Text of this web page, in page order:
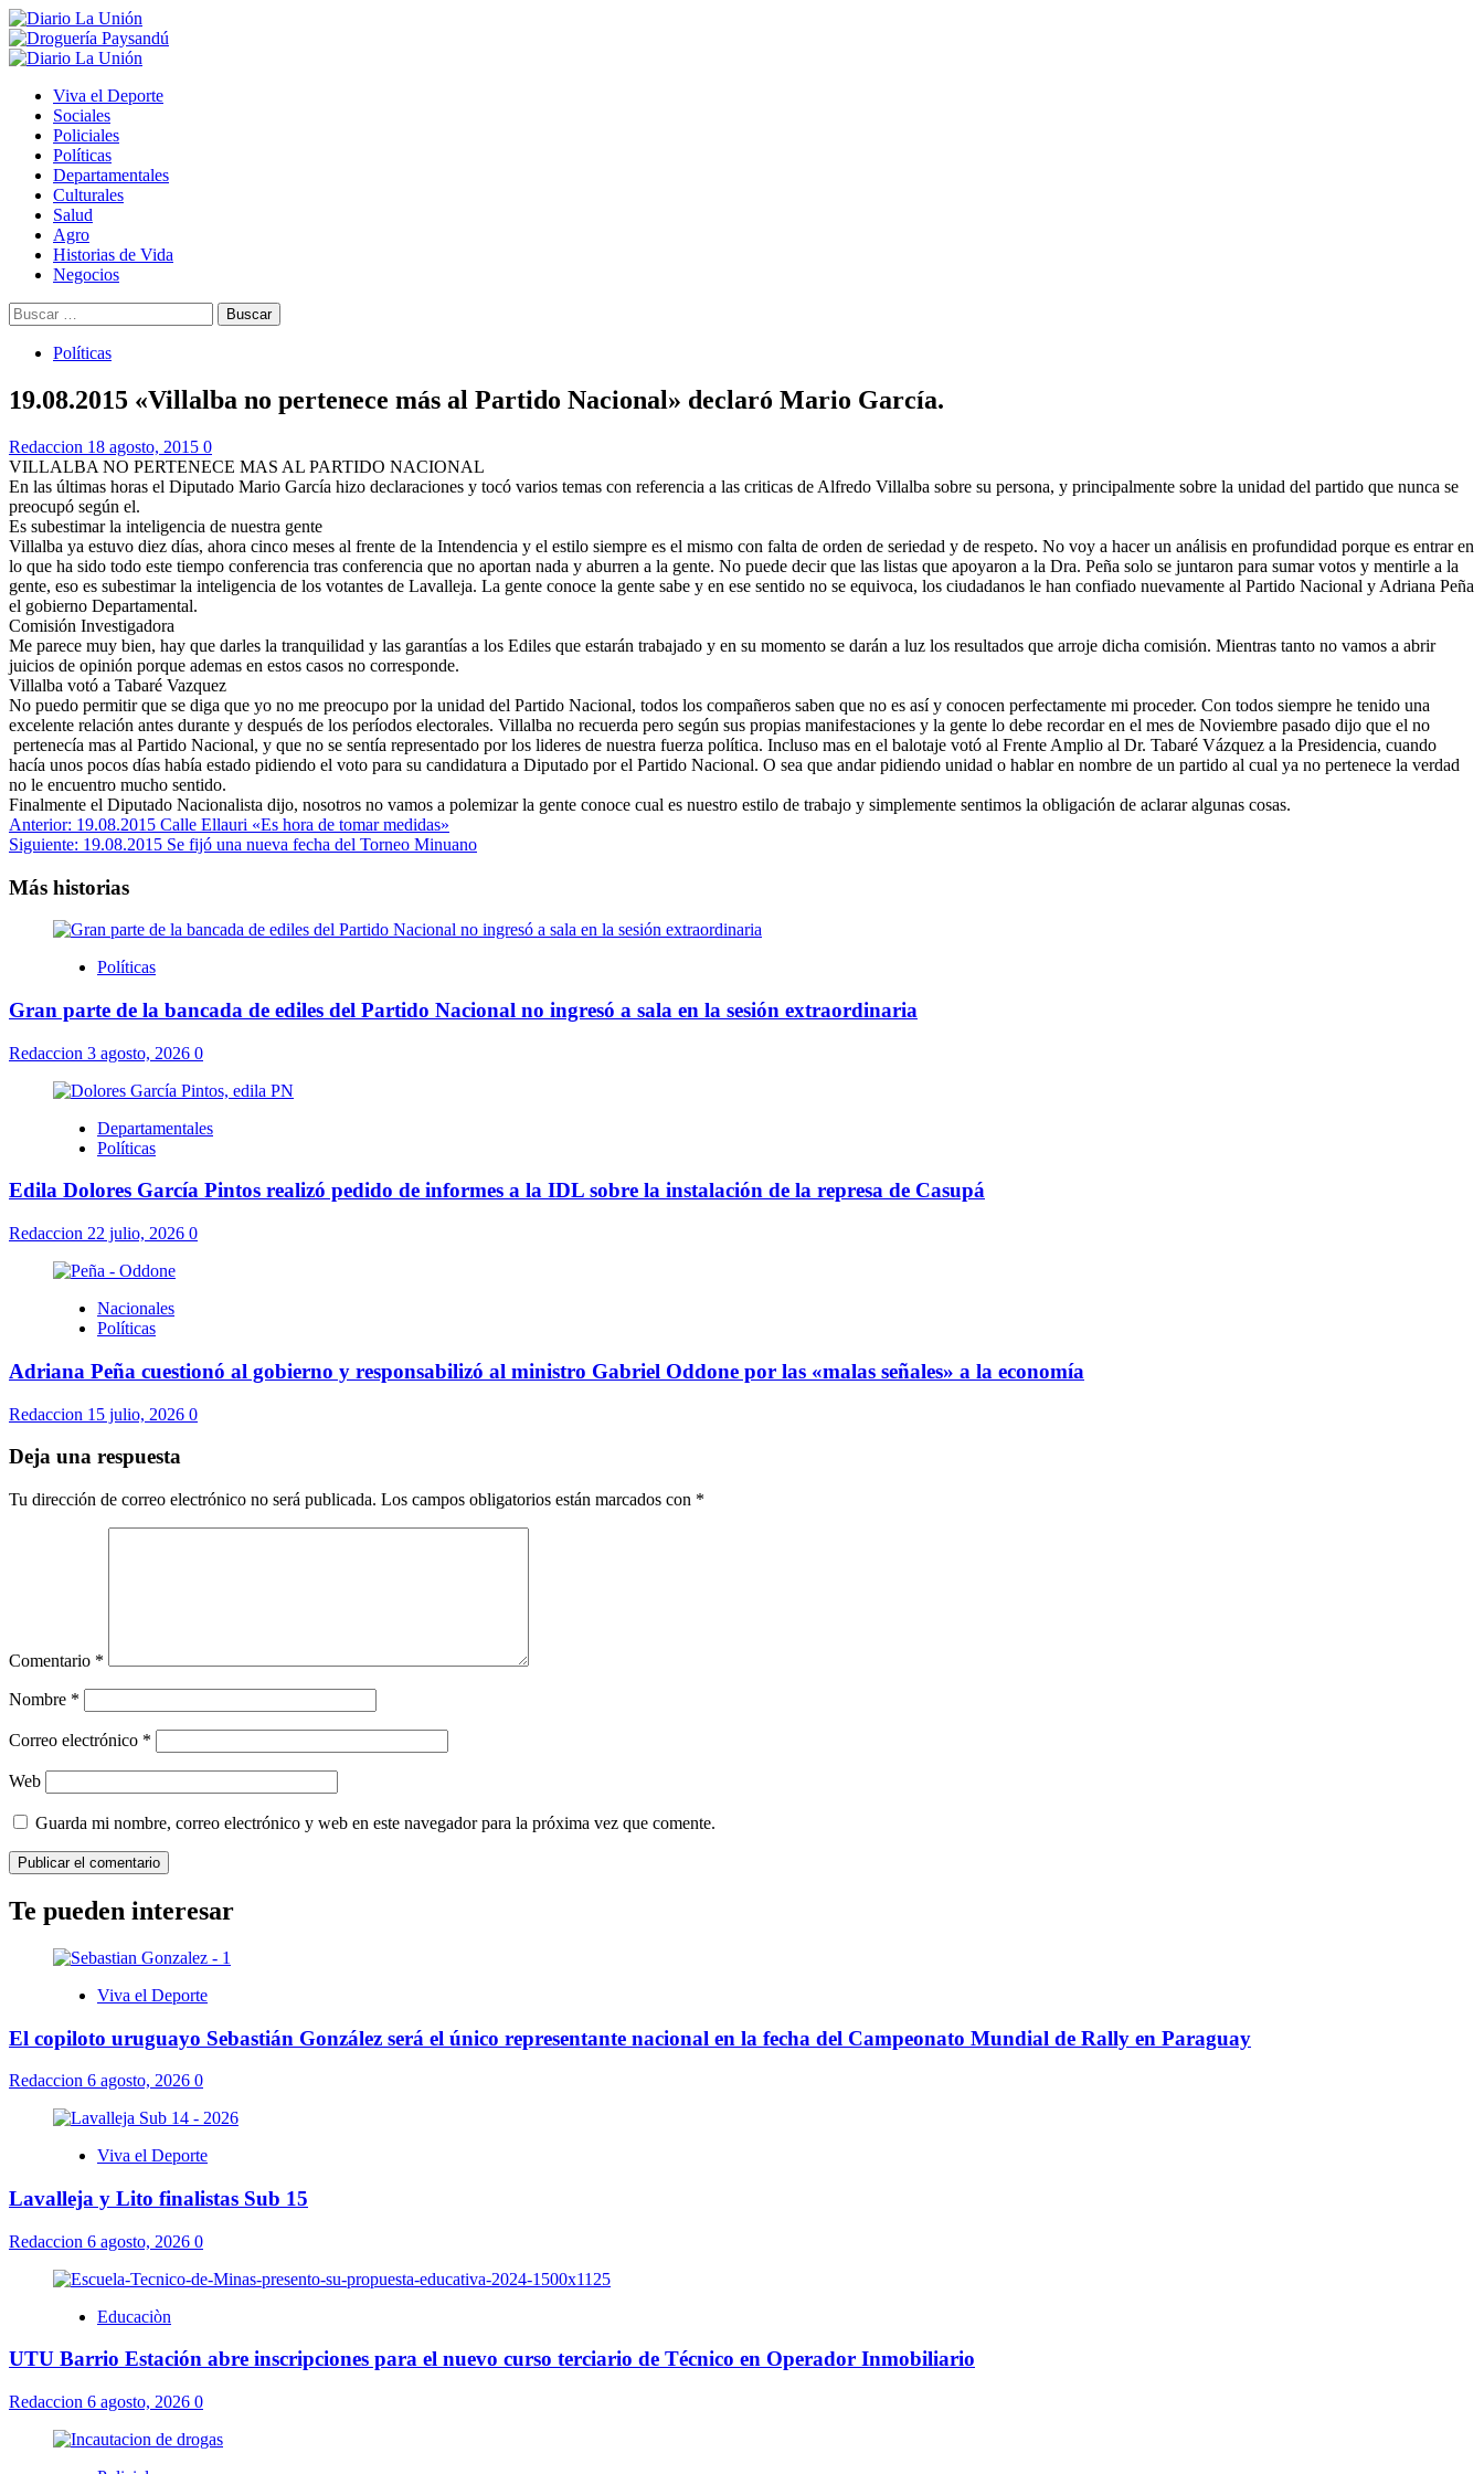
Saltar
al
contenido
Menú
Viva el Deporte
Sociales
Policiales
Políticas
Departamentales
Culturales
Salud
Agro
Historias de Vida
Negocios
Buscar:
Políticas
19.08.2015 «Villalba no pertenece más al Partido Nacional» declaró Mario García.
Redaccion 18 agosto, 2015 0
VILLALBA NO PERTENECE MAS AL PARTIDO NACIONAL
En las últimas horas el Diputado Mario García hizo declaraciones y tocó varios temas con referencia a las criticas de Alfredo Villalba sobre su persona, y principalmente sobre la unidad del partido que nunca se
preocupó según el.
Es subestimar la inteligencia de nuestra gente
Villalba ya estuvo diez días, ahora cinco meses al frente de la Intendencia y el estilo siempre es el mismo con falta de orden de seriedad y de respeto. No voy a hacer un análisis en profundidad porque es entrar en
lo que ha sido todo este tiempo conferencia tras conferencia que no aportan nada y aburren a la gente. No puede decir que las listas que apoyaron a la Dra. Peña solo se juntaron para sumar votos y mentirle a la
gente, eso es subestimar la inteligencia de los votantes de Lavalleja. La gente conoce la gente sabe y en ese sentido no se equivoca, los ciudadanos le han confiado nuevamente al Partido Nacional y Adriana Peña
el gobierno Departamental.
Comisión Investigadora
Me parece muy bien, hay que darles la tranquilidad y las garantías a los Ediles que estarán trabajado y en su momento se darán a luz los resultados que arroje dicha comisión. Mientras tanto no vamos a abrir
juicios de opinión porque ademas en estos casos no corresponde.
Villalba votó a Tabaré Vazquez
No puedo permitir que se diga que yo no me preocupo por la unidad del Partido Nacional, todos los compañeros saben que no es así y conocen perfectamente mi proceder. Con todos siempre he tenido una
excelente relación antes durante y después de los períodos electorales. Villalba no recuerda pero según sus propias manifestaciones y la gente lo debe recordar en el mes de Noviembre pasado dijo que el no
pertenecía mas al Partido Nacional, y que no se sentía representado por los lideres de nuestra fuerza política. Incluso mas en el balotaje votó al Frente Amplio al Dr. Tabaré Vázquez a la Presidencia, cuando
hacía unos pocos días había estado pidiendo el voto para su candidatura a Diputado por el Partido Nacional. O sea que andar pidiendo unidad o hablar en nombre de un partido al cual ya no pertenece la verdad
no le encuentro mucho sentido.
Finalmente el Diputado Nacionalista dijo, nosotros no vamos a polemizar la gente conoce cual es nuestro estilo de trabajo y simplemente sentimos la obligación de aclarar algunas cosas.
Navegación
de
entradas
Anterior: 19.08.2015 Calle Ellauri «Es hora de tomar medidas»
Siguiente: 19.08.2015 Se fijó una nueva fecha del Torneo Minuano
Más historias
Políticas
Gran parte de la bancada de ediles del Partido Nacional no ingresó a sala en la sesión extraordinaria
Redaccion 3 agosto, 2026 0
Departamentales
Políticas
Edila Dolores García Pintos realizó pedido de informes a la IDL sobre la instalación de la represa de Casupá
Redaccion 22 julio, 2026 0
Nacionales
Políticas
Adriana Peña cuestionó al gobierno y responsabilizó al ministro Gabriel Oddone por las «malas señales» a la economía
Redaccion 15 julio, 2026 0
Deja una respuesta
Tu dirección de correo electrónico no será publicada. Los campos obligatorios están marcados con *
Comentario *
Nombre *
Correo electrónico *
Web
Guarda mi nombre, correo electrónico y web en este navegador para la próxima vez que comente.
Te pueden interesar
Viva el Deporte
El copiloto uruguayo Sebastián González será el único representante nacional en la fecha del Campeonato Mundial de Rally en Paraguay
Redaccion 6 agosto, 2026 0
Viva el Deporte
Lavalleja y Lito finalistas Sub 15
Redaccion 6 agosto, 2026 0
Educaciòn
UTU Barrio Estación abre inscripciones para el nuevo curso terciario de Técnico en Operador Inmobiliario
Redaccion 6 agosto, 2026 0